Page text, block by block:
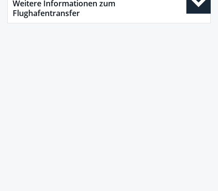
Weitere Informationen zum
Flughafentransfer